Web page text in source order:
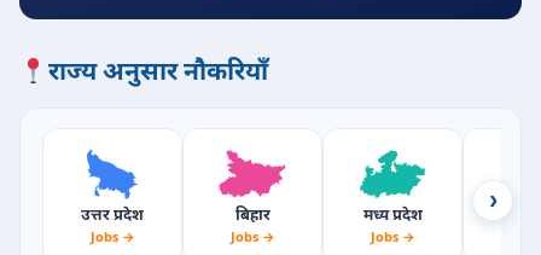
राज्य अनुसार नौकरियाँ
उत्तर प्रदेश
Jobs →
बिहार
Jobs →
मध्य प्रदेश
Jobs →
›